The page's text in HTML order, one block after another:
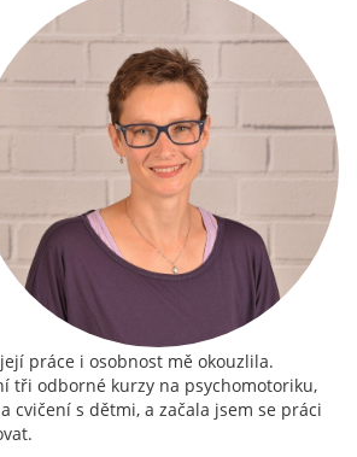
práce i osobnost mě okouzlila.
tři odborné kurzy na psychomotoriku,
cvičení s dětmi, a začala jsem se práci